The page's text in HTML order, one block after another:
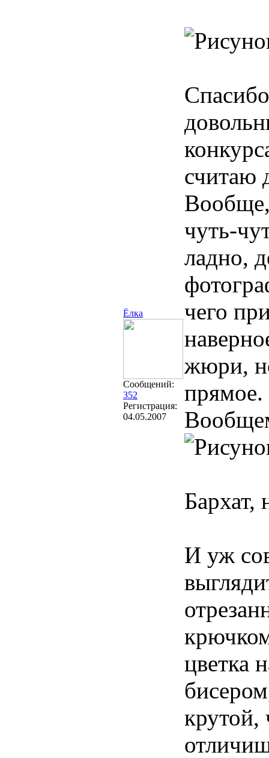
Ёлка
Сообщений:
352
Регистрация:
04.05.2007
считаю
Вообще,
чуть-
ладно,
чего
жюри,
прямое.
Бархат,
И уж
цветка
крутой,